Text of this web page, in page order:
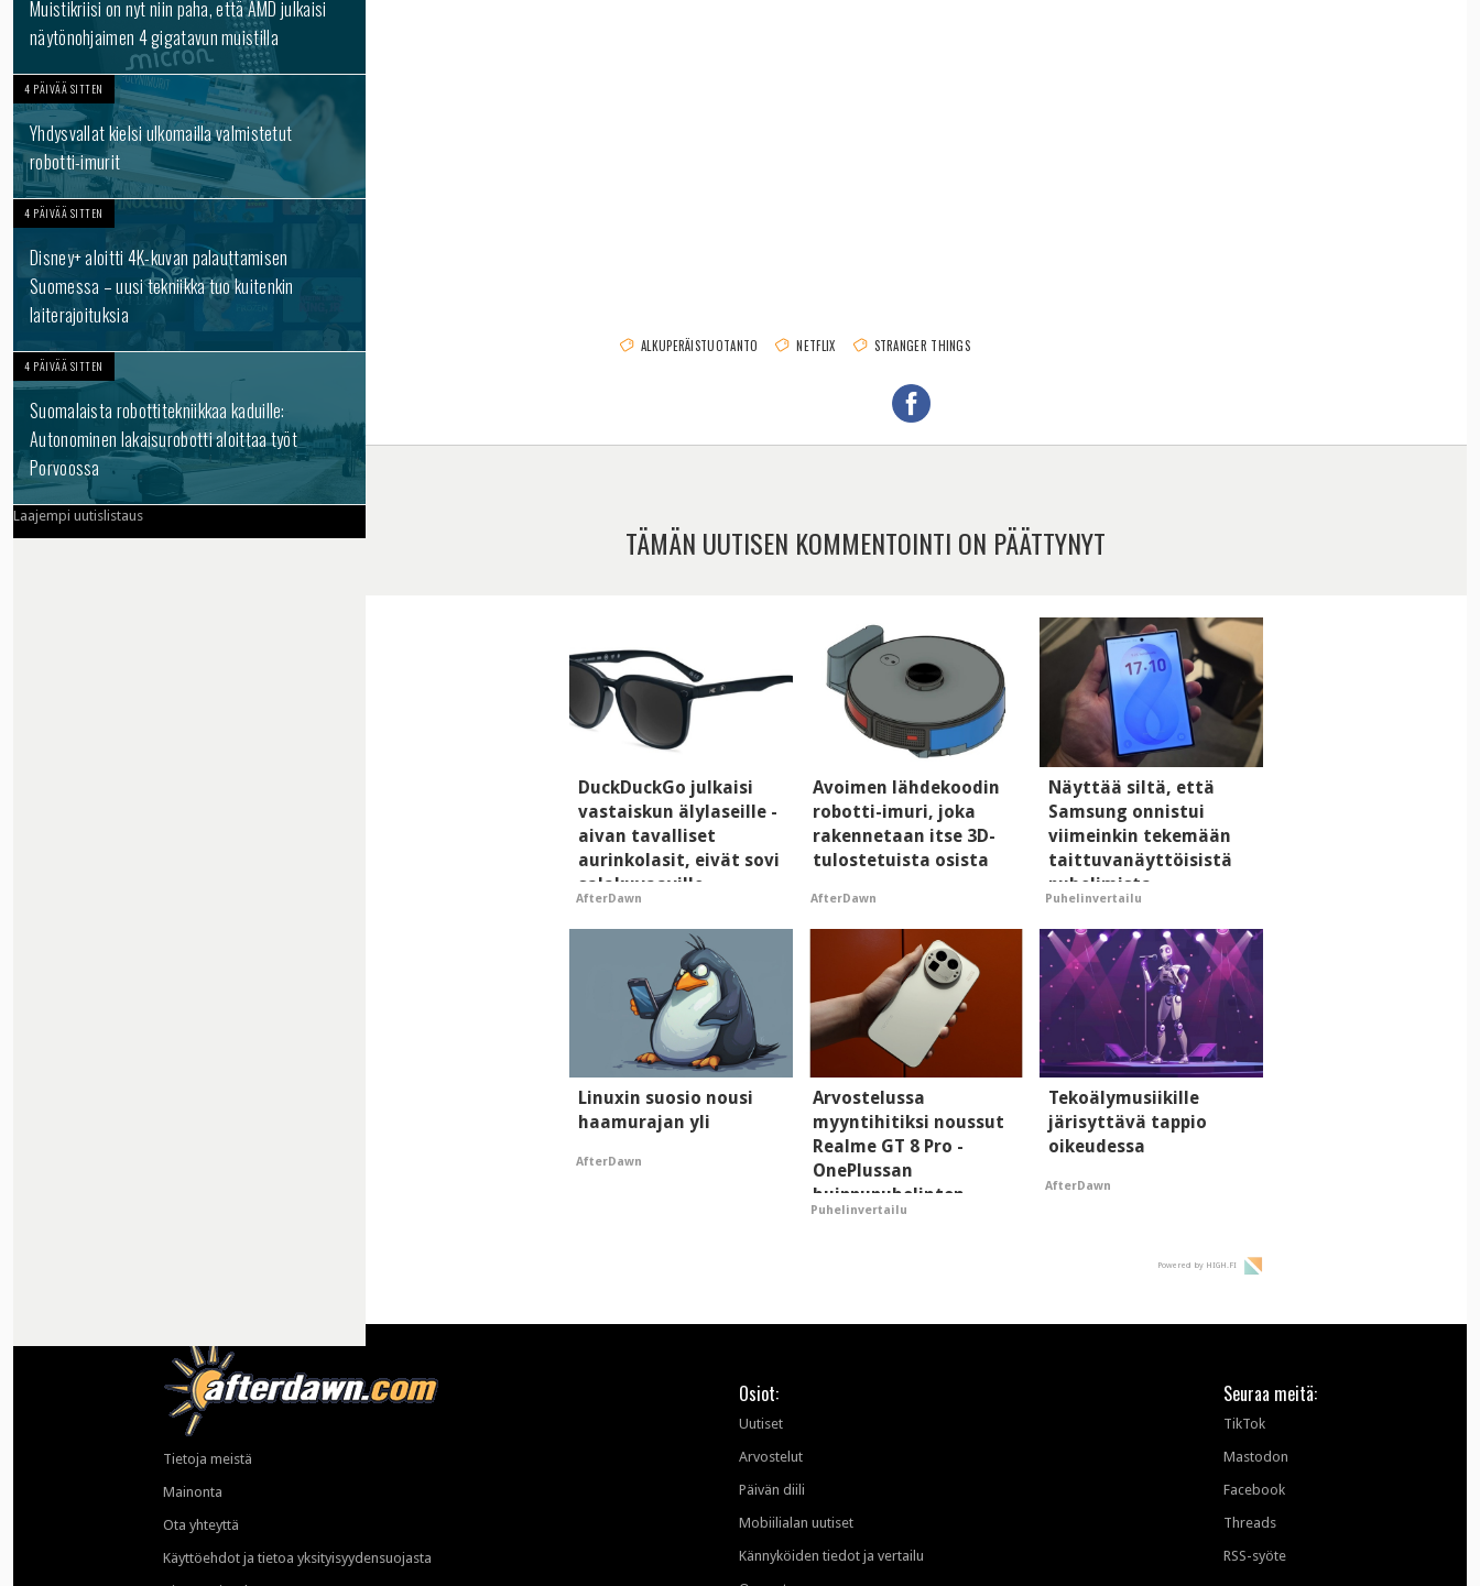
Muistikriisi on nyt niin paha, että AMD julkaisi
näytönohjaimen 4 gigatavun muistilla
4 PÄIVÄÄ SITTEN
Yhdysvallat kielsi ulkomailla valmistetut
robotti-imurit
4 PÄIVÄÄ SITTEN
Disney+ aloitti 4K-kuvan palauttamisen
Suomessa – uusi tekniikka tuo kuitenkin
laiterajoituksia
4 PÄIVÄÄ SITTEN
Suomalaista robottitekniikkaa kaduille:
Autonominen lakaisurobotti aloittaa työt
Porvoossa
Laajempi uutislistaus
ALKUPERÄISTUOTANTO NETFLIX STRANGER THINGS
TÄMÄN UUTISEN KOMMENTOINTI ON PÄÄTTYNYT
DuckDuckGo julkaisi
vastaiskun älylaseille -
aivan tavalliset
aurinkolasit, eivät sovi
salakuvaaville
hyypiöille
AfterDawn
Avoimen lähdekoodin
robotti-imuri, joka
rakennetaan itse 3D-
tulostetuista osista
AfterDawn
Näyttää siltä, että
Samsung onnistui
viimeinkin tekemään
taittuvanäyttöisistä
puhelimista
supersuosittuja
Puhelinvertailu
Linuxin suosio nousi
haamurajan yli
AfterDawn
Arvostelussa
myyntihitiksi noussut
Realme GT 8 Pro -
OnePlussan
huippupuhelinten
"perillinen"
Puhelinvertailu
Tekoälymusiikille
järisyttävä tappio
oikeudessa
AfterDawn
Powered by HIGH.FI
Tietoja meistä
Mainonta
Ota yhteyttä
Käyttöehdot ja tietoa yksityisyydensuojasta
Osiot:
Uutiset
Arvostelut
Päivän diili
Mobiilialan uutiset
Kännyköiden tiedot ja vertailu
Seuraa meitä:
TikTok
Mastodon
Facebook
Threads
RSS-syöte